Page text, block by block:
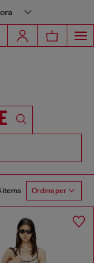
items Ordina per